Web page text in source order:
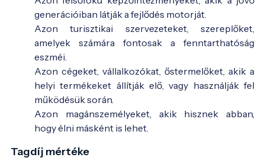
generációiban látják a fejlődés motorját.
Azon turisztikai szervezeteket, szereplőket,
amelyek számára fontosak a fenntarthatóság
eszméi.
Azon cégeket, vállalkozókat, őstermelőket, akik a
helyi termékeket állítják elő, vagy használják fel
működésük során.
Azon magánszemélyeket, akik hisznek abban,
hogy élni másként is lehet.
Tagdíj mértéke